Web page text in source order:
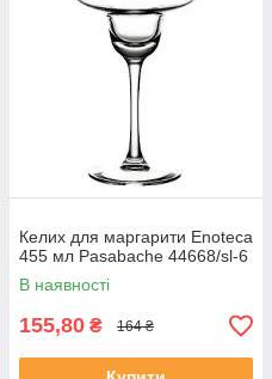
Келих для маргарити Enoteca
455 мл Pasabache 44668/sl-6
В наявності
155,80 ₴ 164 ₴